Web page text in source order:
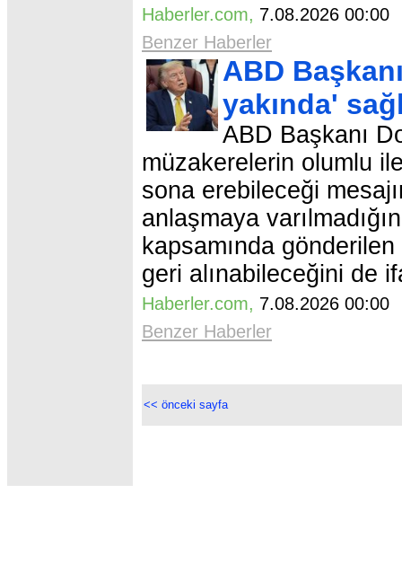
Haberler.com, 7.08.2026
Benzer Haberler
ABD
yakında'
ABD Başkanı
müzakerelerin olumlu
sona erebileceği
anlaşmaya
kapsamında
geri alınabileceğini de
Haberler.com, 7.08.2026
Benzer Haberler
<< önceki sayfa